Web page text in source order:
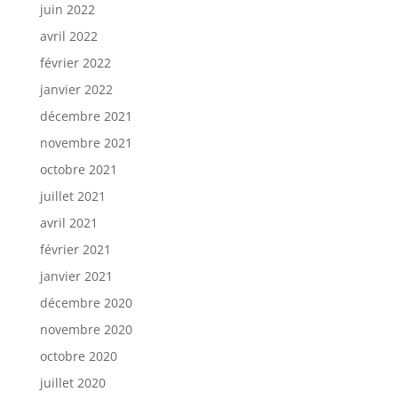
juin 2022
avril 2022
février 2022
janvier 2022
décembre 2021
novembre 2021
octobre 2021
juillet 2021
avril 2021
février 2021
janvier 2021
décembre 2020
novembre 2020
octobre 2020
juillet 2020